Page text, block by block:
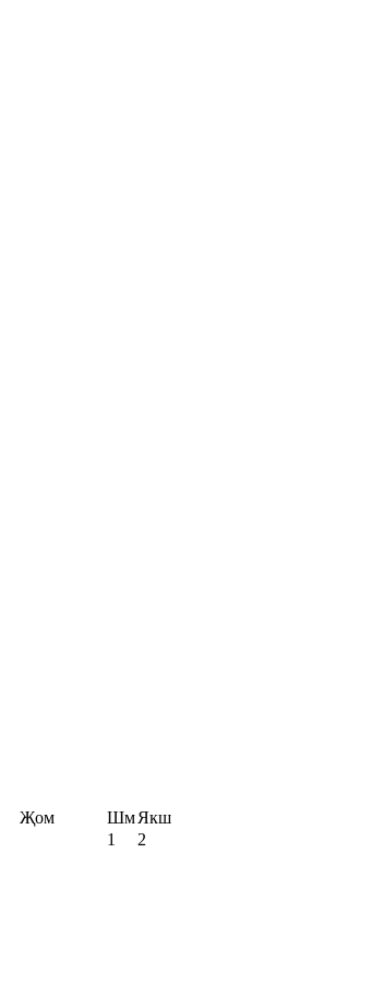
Җом ШмЯкш
1 2